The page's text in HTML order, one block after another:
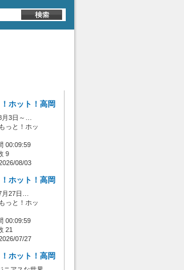
ホット！高岡
月3日～…
っと！ホッ
00:09:59
9
08/03
ホット！高岡
月27日…
っと！ホッ
00:09:59
21
07/27
ホット！高岡